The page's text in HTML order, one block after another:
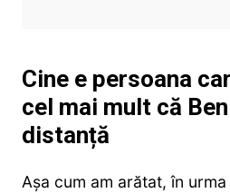
Cine e persoana
cel mai mult că
distanță
Așa cum am arătat, în